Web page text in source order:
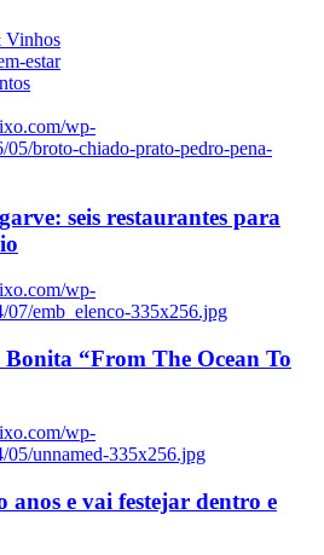
Vinhos
estar
wp-
05/broto-chiado-prato-pedro-pena-
seis restaurantes para
wp-
07/emb_elenco-335x256.jpg
“From The Ocean To
wp-
05/unnamed-335x256.jpg
anos e vai festejar dentro e